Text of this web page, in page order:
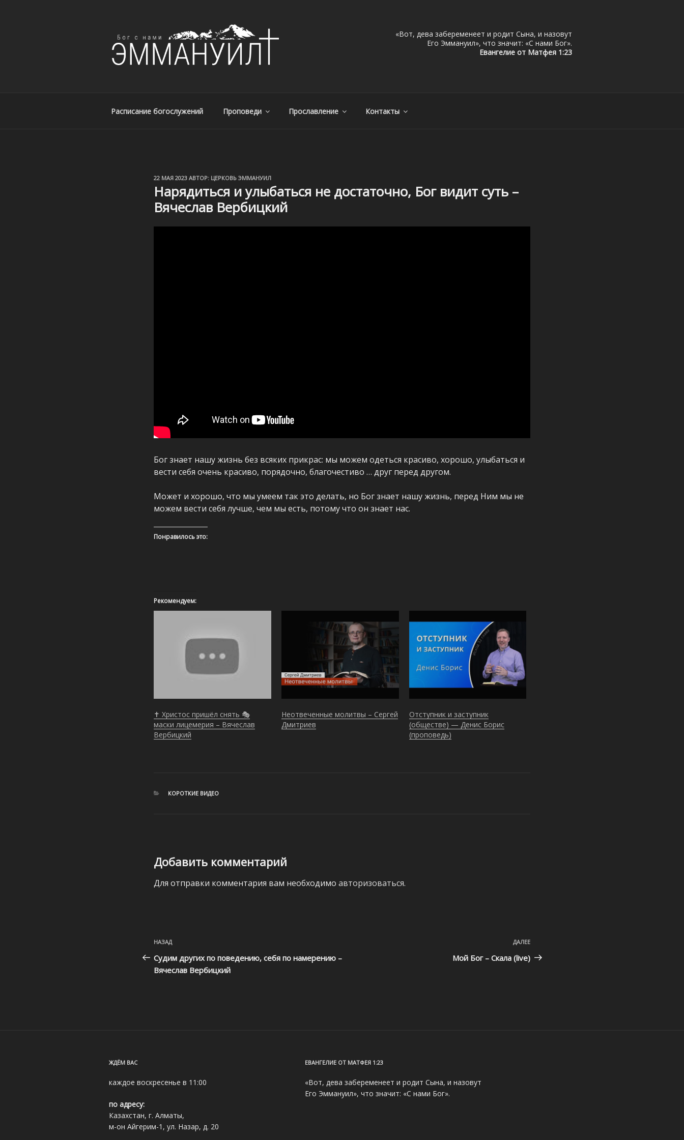
«Вот, дева забеременеет и родит Сына, и назовут
Его Эммануил», что значит: «С нами Бог».
Евангелие от Матфея 1:23
Расписание богослужений Проповеди Прославление Контакты
ОПУБЛИКОВАНО
22 МАЯ 2023 АВТОР: ЦЕРКОВЬ ЭММАНУИЛ
Нарядиться и улыбаться не достаточно, Бог видит суть –
Вячеслав Вербицкий
Бог знает нашу жизнь без всяких прикрас: мы можем одеться красиво, хорошо, улыбаться и
вести себя очень красиво, порядочно, благочестиво … друг перед другом.
Может и хорошо, что мы умеем так это делать, но Бог знает нашу жизнь, перед Ним мы не
можем вести себя лучше, чем мы есть, потому что он знает нас.
Понравилось это:
Рекомендуем:
✝️ Христос пришёл снять 🎭
маски лицемерия – Вячеслав
Вербицкий
Неотвеченные молитвы – Сергей
Дмитриев
Отступник и заступник
(обществе) — Денис Борис
(проповедь)
РУБРИКИ
КОРОТКИЕ ВИДЕО
Добавить комментарий
Для отправки комментария вам необходимо авторизоваться.
Навигация
по
записям
Предыдущая
запись:
НАЗАД
Судим других по поведению, себя по намерению –
Вячеслав Вербицкий
Следующая
запись
ДАЛЕЕ
Мой Бог – Скала (live)
ЖДЁМ ВАС
каждое воскресенье в 11:00
по адресу:
Казахстан, г. Алматы,
м-он Айгерим-1, ул. Назар, д. 20
ЕВАНГЕЛИЕ ОТ МАТФЕЯ 1:23
«Вот, дева забеременеет и родит Сына, и назовут
Его Эммануил», что значит: «С нами Бог».